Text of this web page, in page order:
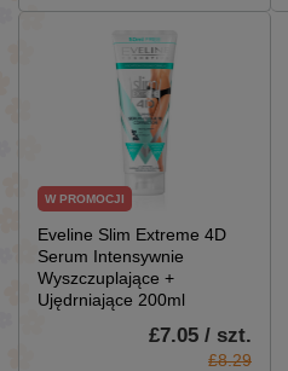
W PROMOCJI
Eveline Slim Extreme 4D
Serum Intensywnie
Wyszczuplające +
Ujędrniające 200ml
£7.05 / szt.
£8.29